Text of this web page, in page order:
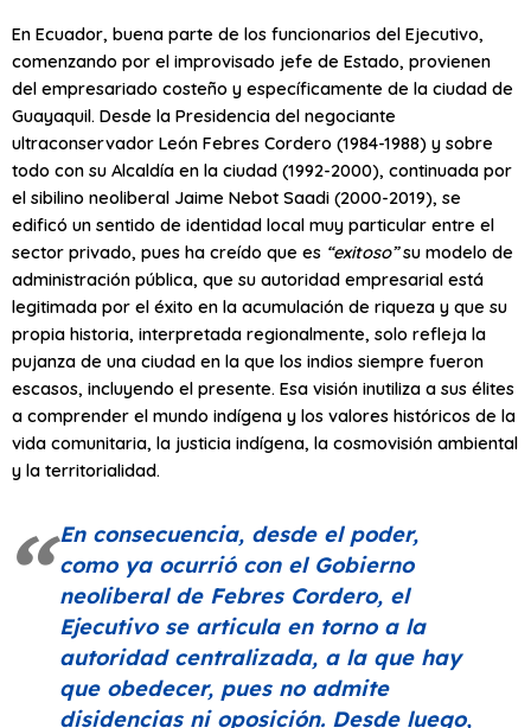
En Ecuador, buena parte de los funcionarios del Ejecutivo,
comenzando por el improvisado jefe de Estado, provienen
del empresariado costeño y específicamente de la ciudad de
Guayaquil. Desde la Presidencia del negociante
ultraconservador León Febres Cordero (1984-1988) y sobre
todo con su Alcaldía en la ciudad (1992-2000), continuada por
el sibilino neoliberal Jaime Nebot Saadi (2000-2019), se
edificó un sentido de identidad local muy particular entre el
sector privado, pues ha creído que es “exitoso”su modelo de
administración pública, que su autoridad empresarial está
legitimada por el éxito en la acumulación de riqueza y que su
propia historia, interpretada regionalmente, solo refleja la
pujanza de una ciudad en la que los indios siempre fueron
escasos, incluyendo el presente. Esa visión inutiliza a sus élites
a comprender el mundo indígena y los valores históricos de la
vida comunitaria, la justicia indígena, la cosmovisión ambiental
y la territorialidad.
En consecuencia, desde el poder,
como ya ocurrió con el Gobierno
neoliberal de Febres Cordero, el
Ejecutivo se articula en torno a la
autoridad centralizada, a la que hay
que obedecer, pues no admite
disidencias ni oposición. Desde luego,